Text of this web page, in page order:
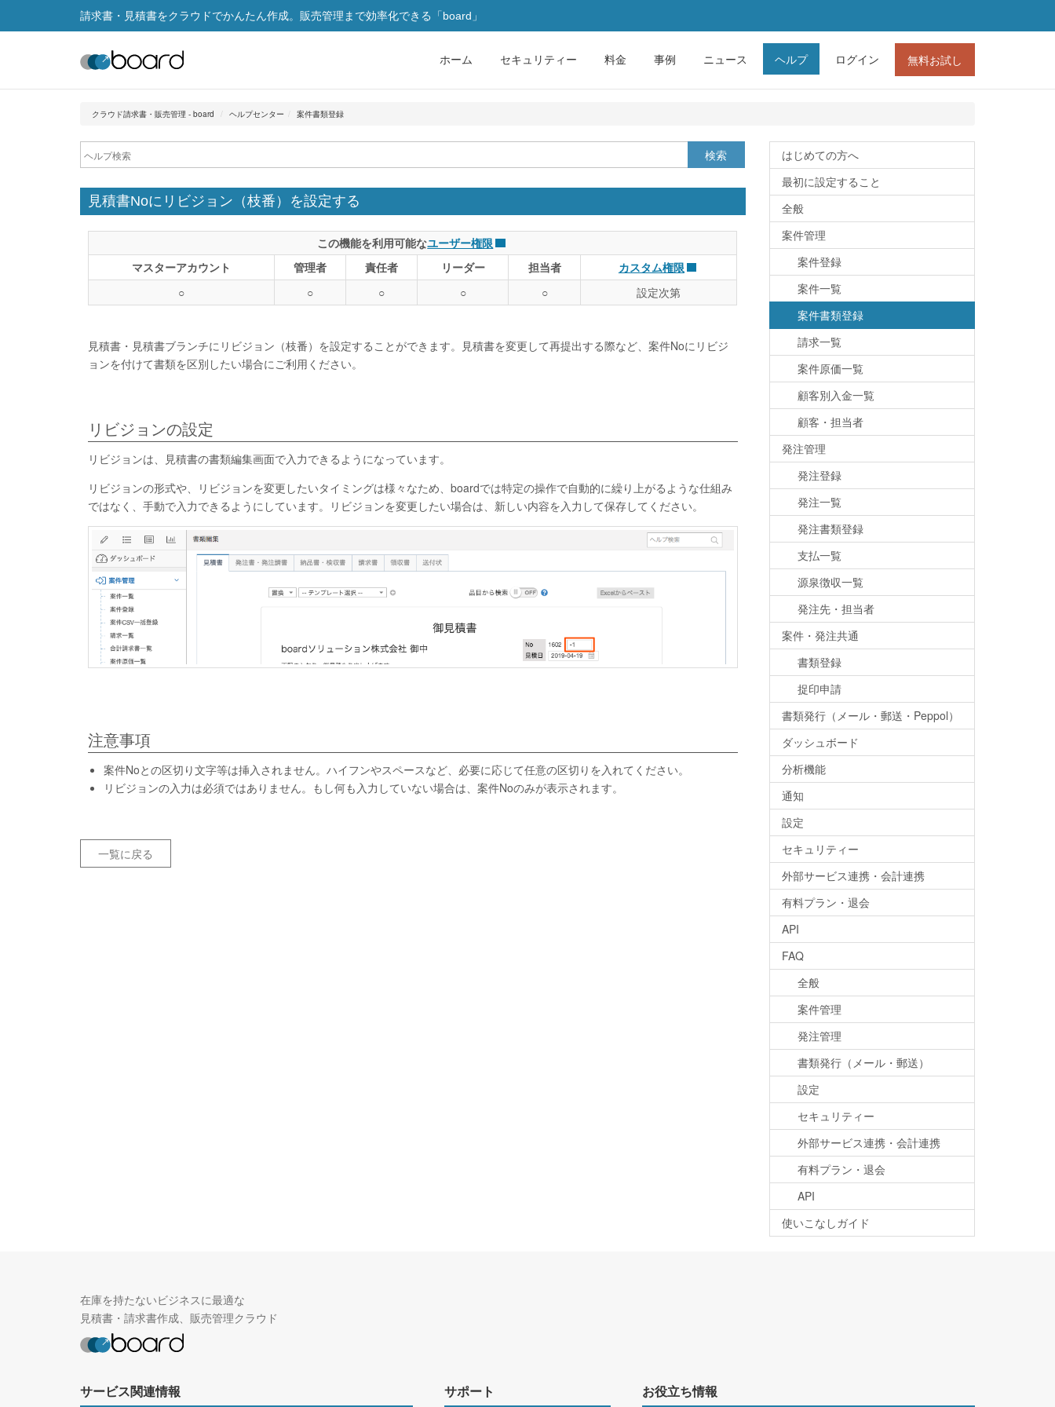
請求書・見積書をクラウドでかんたん作成。販売管理まで効率化できる「board」
ホーム セキュリティー 料金 事例 ニュース ヘルプ ログイン 無料お試し
クラウド請求書・販売管理 - board ヘルプセンター 案件書類登録
検索
見積書Noにリビジョン（枝番）を設定する
この機能を利用可能なユーザー権限
マスターアカウント
管理者 責任者 リーダー 担当者
カスタム権限
○
○ ○ ○ ○ 設定次第
見積書・見積書ブランチにリビジョン（枝番）を設定することができます。見積書を変更して再提出する際など、案件Noにリビジ
ョンを付けて書類を区別したい場合にご利用ください。
リビジョンの設定
リビジョンは、見積書の書類編集画面で入力できるようになっています。
リビジョンの形式や、リビジョンを変更したいタイミングは様々なため、boardでは特定の操作で自動的に繰り上がるような仕組み
ではなく、手動で入力できるようにしています。リビジョンを変更したい場合は、新しい内容を入力して保存してください。
注意事項
案件Noとの区切り文字等は挿入されません。ハイフンやスペースなど、必要に応じて任意の区切りを入れてください。
リビジョンの入力は必須ではありません。もし何も入力していない場合は、案件Noのみが表示されます。
一覧に戻る
はじめての方へ
最初に設定すること
全般
案件管理
案件登録
案件一覧
案件書類登録
請求一覧
案件原価一覧
顧客別入金一覧
顧客・担当者
発注管理
発注登録
発注一覧
発注書類登録
支払一覧
源泉徴収一覧
発注先・担当者
案件・発注共通
書類登録
捉印申請
書類発行（メール・郵送・Peppol）
ダッシュボード
分析機能
通知
設定
セキュリティー
外部サービス連携・会計連携
有料プラン・退会
API
FAQ
全般
案件管理
発注管理
書類発行（メール・郵送）
設定
セキュリティー
外部サービス連携・会計連携
有料プラン・退会
API
使いこなしガイド
在庫を持たないビジネスに最適な
見積書・請求書作成、販売管理クラウド
サービス関連情報 サポート お役立ち情報